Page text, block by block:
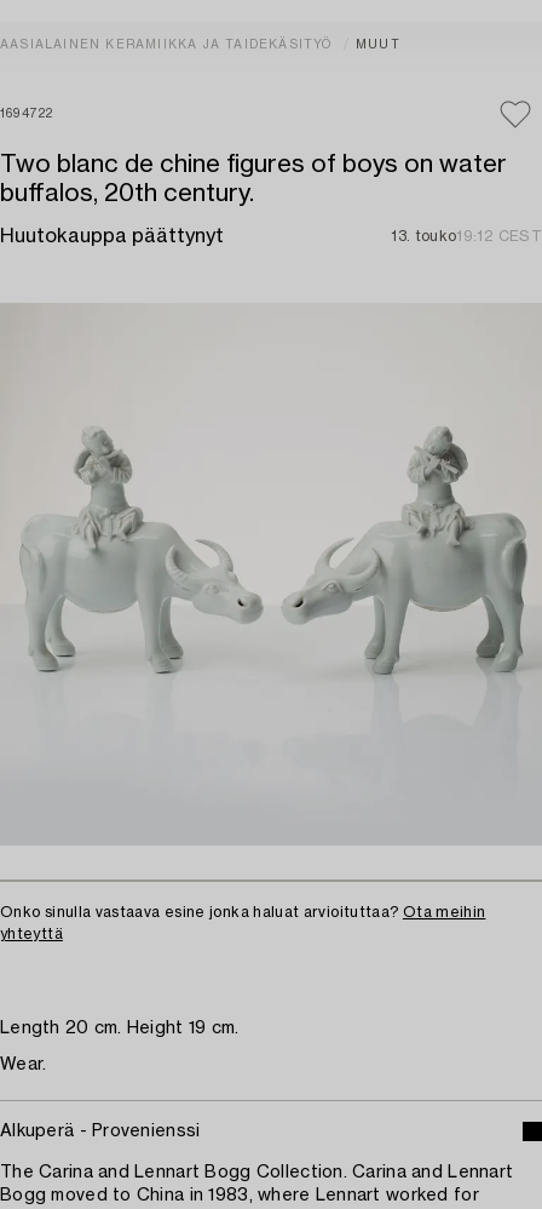
AASIALAINEN KERAMIIKKA JA TAIDEKÄSITYÖ MUUT
1694722
Two blanc de chine figures of boys on water
buffalos, 20th century.
Huutokauppa päättynyt 13. touko19:12 CEST
Onko sinulla vastaava esine jonka haluat arvioituttaa? Ota meihin
yhteyttä
Length 20 cm. Height 19 cm.
Wear.
Alkuperä - Provenienssi
The Carina and Lennart Bogg Collection. Carina and Lennart
Bogg moved to China in 1983, where Lennart worked for